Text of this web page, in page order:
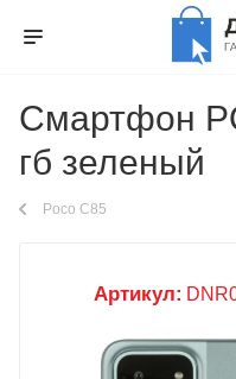
Смартфон
гб зеленый
Poco C85
Артикул: